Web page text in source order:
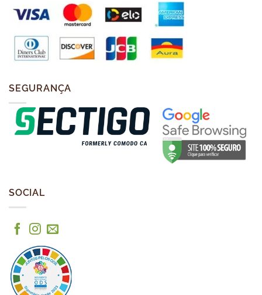
SEGURANÇA
SOCIAL